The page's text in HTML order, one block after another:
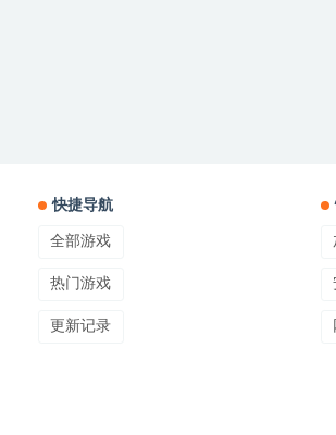
快捷导航
全部游戏
热门游戏
更新记录